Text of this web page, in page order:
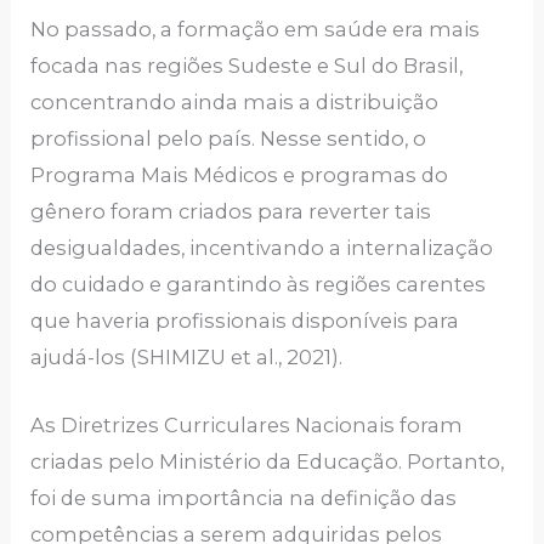
No passado, a formação em saúde era mais
focada nas regiões Sudeste e Sul do Brasil,
concentrando ainda mais a distribuição
profissional pelo país. Nesse sentido, o
Programa Mais Médicos e programas do
gênero foram criados para reverter tais
desigualdades, incentivando a internalização
do cuidado e garantindo às regiões carentes
que haveria profissionais disponíveis para
ajudá-los (SHIMIZU et al., 2021).
As Diretrizes Curriculares Nacionais foram
criadas pelo Ministério da Educação. Portanto,
foi de suma importância na definição das
competências a serem adquiridas pelos